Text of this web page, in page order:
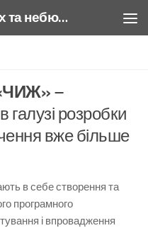
Програми для бюджетних та небюджетних підприємств
–
галузі розробки
вже більше
в себе створення та
програмного
і впровадження